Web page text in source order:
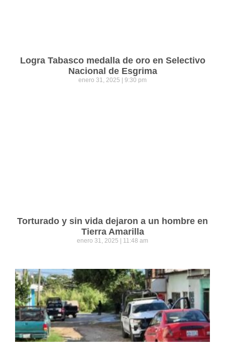
Logra Tabasco medalla de oro en Selectivo
Nacional de Esgrima
enero 31, 2025 9:30 pm
Torturado y sin vida dejaron a un hombre en
Tierra Amarilla
enero 31, 2025 11:48 am